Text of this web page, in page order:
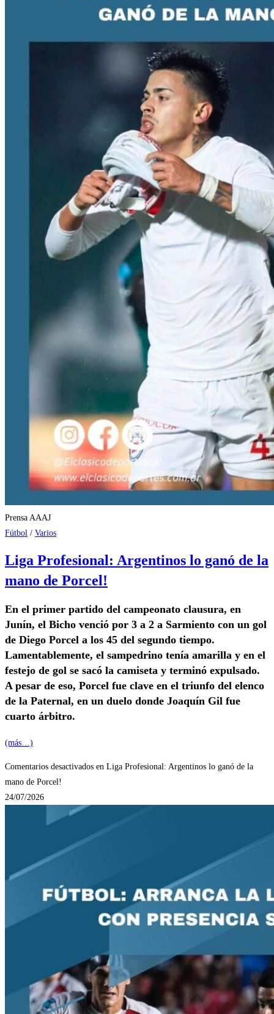
Prensa AAAJ
Fútbol / Varios
Liga Profesional: Argentinos lo ganó de la
mano de Porcel!
En el primer partido del campeonato clausura, en
Junín, el Bicho venció por 3 a 2 a Sarmiento con un gol
de Diego Porcel a los 45 del segundo tiempo.
Lamentablemente, el sampedrino tenía amarilla y en el
festejo de gol se sacó la camiseta y terminó expulsado.
A pesar de eso, Porcel fue clave en el triunfo del elenco
de la Paternal, en un duelo donde Joaquín Gil fue
cuarto árbitro.
(más…)
Comentarios desactivados en Liga Profesional: Argentinos lo ganó de la
mano de Porcel!
24/07/2026